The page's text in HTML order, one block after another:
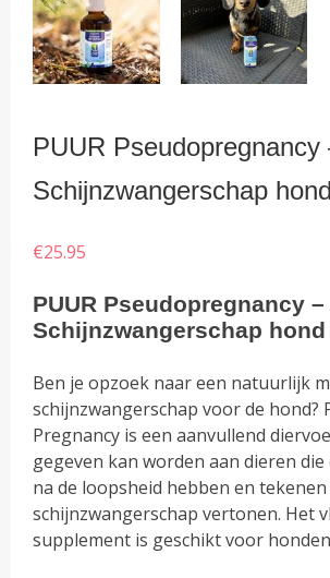
PUUR Pseudopregnancy
Schijnzwangerschap hond
€25.95
PUUR Pseudopregnancy –
Schijnzwangerschap hond
Ben je opzoek naar een natuurlijk
schijnzwangerschap voor de hond?
Pregnancy is een aanvullend
gegeven kan worden aan dieren
na de loopsheid hebben en tekenen
schijnzwangerschap vertonen. Het
supplement is geschikt voor